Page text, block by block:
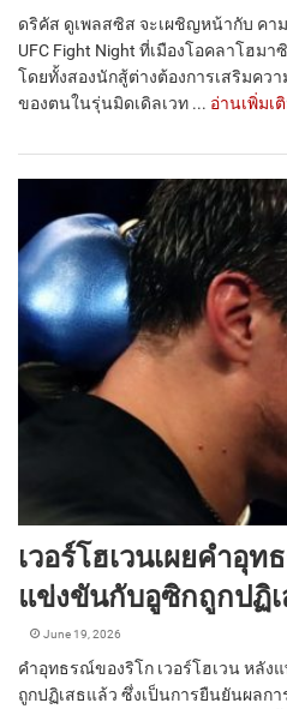
ดริคัส ดูเพลสซิส จะเผชิญหน้ากับ คา
UFC Fight Night ที่เมืองโอคลาโฮม
โดยทั้งสองนักสู้ต่างต้องการเสริมคว
ของตนในรุ่นมิดเดิลเวท ... อ่านเพิ่มเ
เวอร์โฮเวนเผยคำอุ
แข่งขันกับอูซิกถูกปฏิ
June 19, 2026
คำอุทธรณ์ของริโก เวอร์โฮเวน หลัง
ถูกปฏิเสธแล้ว ซึ่งเป็นการยืนยันผลก